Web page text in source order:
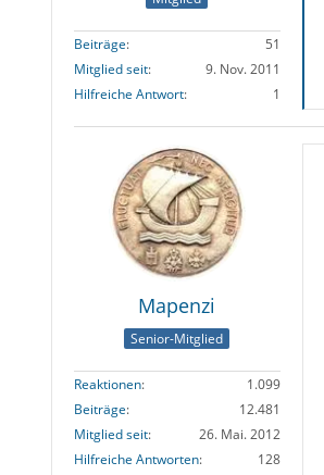
Beiträge
51
Mitglied seit
9. Nov. 2011
Hilfreiche Antwort
1
Mapenzi
Senior-Mitglied
Reaktionen
1.099
Beiträge
12.481
Mitglied seit
26. Mai. 2012
Hilfreiche Antworten
128